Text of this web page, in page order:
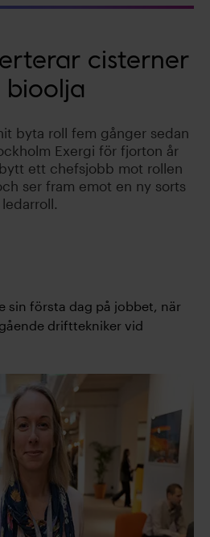
cisterner
bioolja
byta roll fem gånger sedan
Exergi för fjorton år
ett chefsjobb mot rollen
ser fram emot en ny sorts
ledarroll.
sin första dag på jobbet, när
drifttekniker vid